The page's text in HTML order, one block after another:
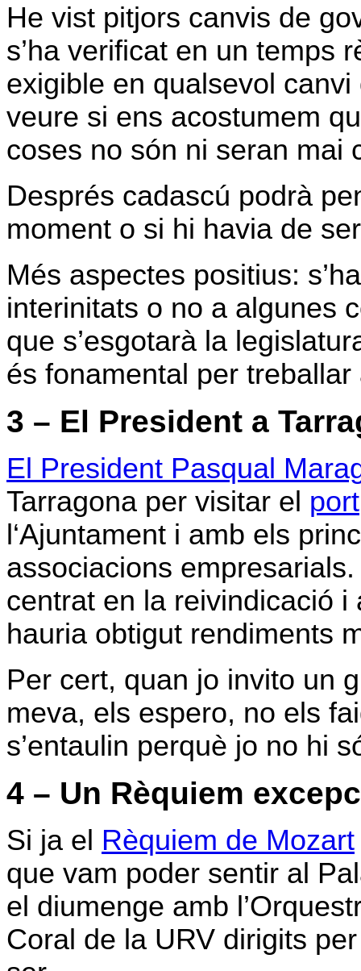
He vist pitjors canvis de
s’ha verificat en un temps
exigible en qualsevol
veure si ens acostumem
coses no són ni seran mai
Després cadascú podrà
moment o si hi havia de
Més aspectes positius:
interinitats o no a algunes
que s’esgotarà la
és fonamental per
3 – El President a
El President Pasqual
Tarragona per visitar el port
l‘Ajuntament i amb els
associacions
centrat en la reivindicació i
hauria obtigut rendiments
Per cert, quan jo invito un
meva, els espero, no els
s’entaulin perquè jo no hi
4 – Un Rèquiem
Si ja el Rèquiem de Mozart
que vam poder sentir al
el diumenge amb
Coral de la URV dirigits